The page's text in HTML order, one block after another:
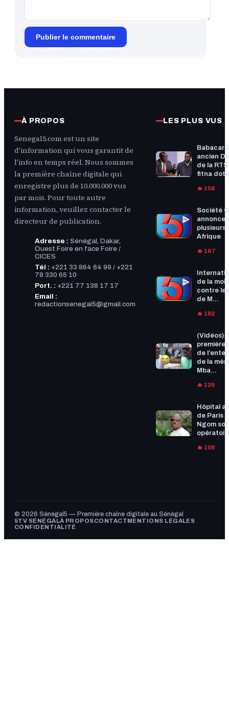
Publier le commentaire
À PROPOS
Senegal5.com est un site
d'information qui vous garantit de
l'info en temps réel. Nous sommes
la première chaîne digitale qui
enregistre plus de 10.000.000 vus
par mois. Pour toute autre
information, veuillez contacter le
directeur de publication.
Adresse : Sénégal, Dakar,
Ouest Foire en face Foire /
CICES
Tél : +221 33 864 64 99 / +221
78 330 65 10
Port. : +221 77 138 17 17
Email :
redactionsenegal5@gmail.com
LES PLUS VUS
Babacar
ancien
de la RTS
fitna
🔥 158
Société
annonce
plusieurs
Afrique
🔥 167
de la
contre
de M...
🔥 182
(Vidéos)-
de
de la
Mba...
🔥 129
Hôpital
de Paris :
Ngom
🔥 108
© 2026 Sénégal5 — Première chaîne digitale au Sénégal
5TV SÉNÉGALÀ PROPOSCONTACTMENTIONS LÉGALES
CONFIDENTIALITÉ